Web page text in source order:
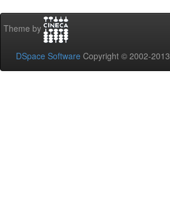
Theme by
DSpace Software Copyright © 2002-2013